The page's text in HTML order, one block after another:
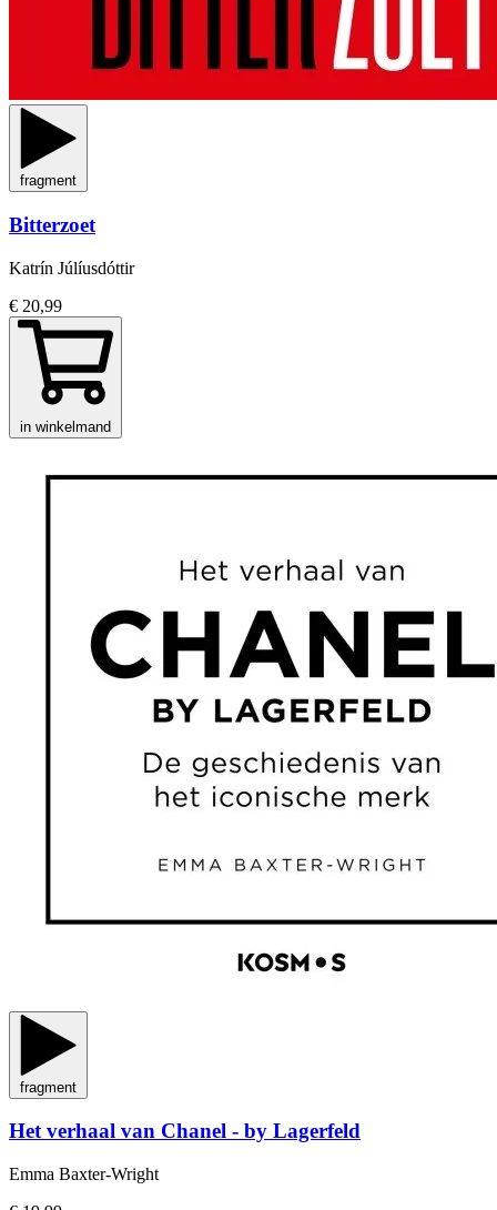
fragment
Bitterzoet
Katrín Júlíusdóttir
€ 20,99
in winkelmand
fragment
Het verhaal van Chanel - by Lagerfeld
Emma Baxter-Wright